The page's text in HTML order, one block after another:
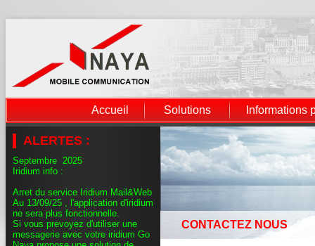
Accueil Solutions Informations
ALERTES :
Septembre 2025
Iridium info :
Arret du service Iridium Mail&Web
Au 13/09/25 , l'application d'iridium
ne sera plus fonctionnelle.
Si vous prevoyez d'utiliser une
messagerie avec votre iridium Go
CONTACTEZ NOUS